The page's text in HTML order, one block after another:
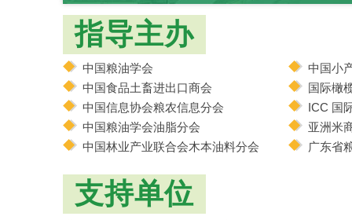
指导主办
中国粮油学会
中国食品土畜进出口商会
中国信息协会粮农信息分会
中国粮油学会油脂分会
中国林业产业联合会木本油料分会
中国小
国际橄
ICC 国
亚洲米
广东省
支持单位